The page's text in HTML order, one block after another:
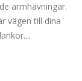
armhävningar.
vägen till dina